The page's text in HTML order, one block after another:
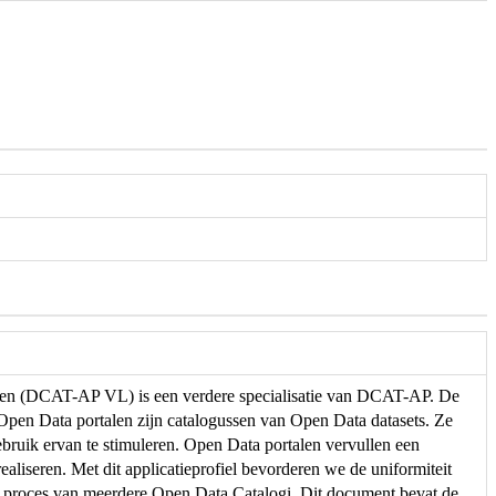
(DCAT-AP VL) is een verdere specialisatie van DCAT-AP. De
Data portalen zijn catalogussen van Open Data datasets. Ze
ervan te stimuleren. Open Data portalen vervullen een
Met dit applicatieprofiel bevorderen we de uniformiteit